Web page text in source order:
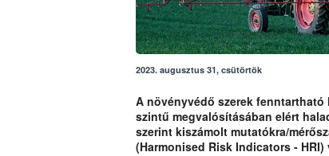
2023. augusztus 31, csütörtök
A növényvédő szerek fenntartható
szintű megvalósításában elért
szerint kiszámolt mutatókra/
(Harmonised Risk Indicators - HRI)